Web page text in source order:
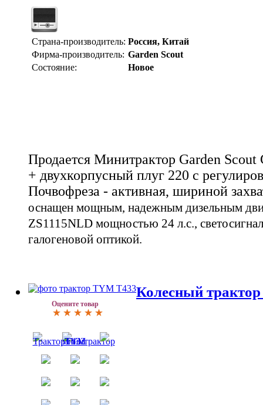
Страна-производитель: Россия, Китай
Фирма-производитель: Garden Scout
Состояние:
Новое
Продается Минитрактор Garden Scout
+ двухкорпусный плуг 220 с
Почвофреза - активная, шириной
оснащен мощным, надежным дизельным
ZS1115NLD мощностью 24 л.с.,
галогеновой оптикой.
Оцените товар
Колесный